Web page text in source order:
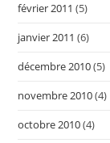
février 2011 (5)
janvier 2011 (6)
décembre 2010(5)
novembre 2010(4)
octobre 2010(4)